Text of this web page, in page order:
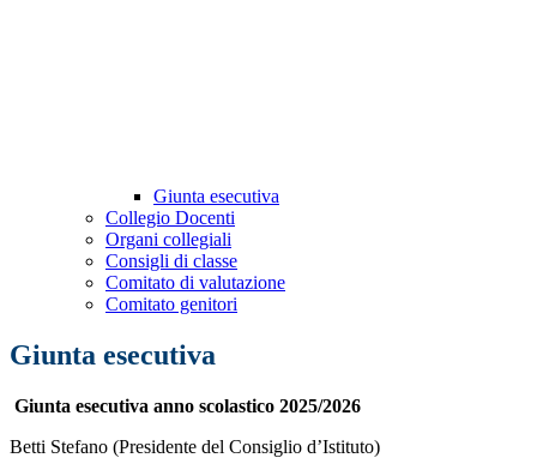
Giunta esecutiva
Collegio Docenti
Organi collegiali
Consigli di classe
Comitato di valutazione
Comitato genitori
Giunta esecutiva
Giunta esecutiva anno scolastico 2025/2026
Betti Stefano (Presidente del Consiglio d’Istituto)